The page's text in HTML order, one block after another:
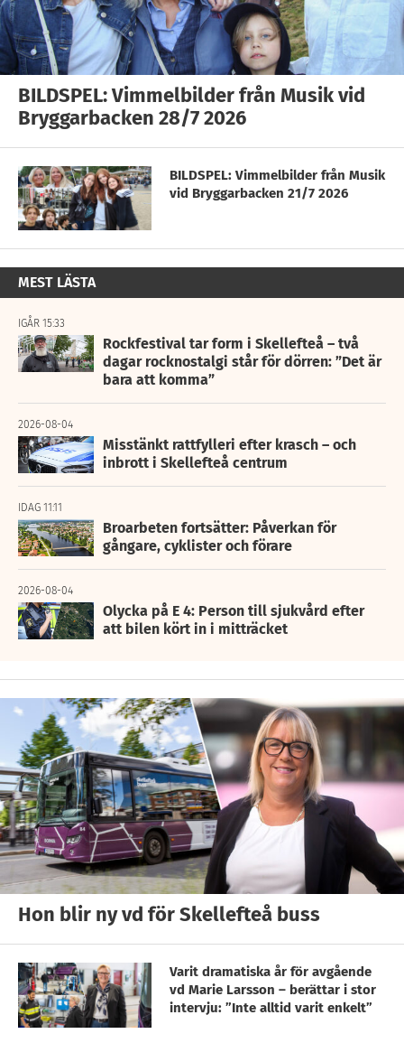
BILDSPEL: Vimmelbilder från Musik vid
Bryggarbacken 28/7 2026
BILDSPEL: Vimmelbilder från Musik
vid Bryggarbacken 21/7 2026
MEST LÄSTA
IGÅR 15:33
Rockfestival tar form i Skellefteå – två
dagar rocknostalgi står för dörren: ”Det är
bara att komma”
2026-08-04
Misstänkt rattfylleri efter krasch – och
inbrott i Skellefteå centrum
IDAG 11:11
Broarbeten fortsätter: Påverkan för
gångare, cyklister och förare
2026-08-04
Olycka på E 4: Person till sjukvård efter
att bilen kört in i mitträcket
Hon blir ny vd för Skellefteå buss
Varit dramatiska år för avgående
vd Marie Larsson – berättar i stor
intervju: ”Inte alltid varit enkelt”